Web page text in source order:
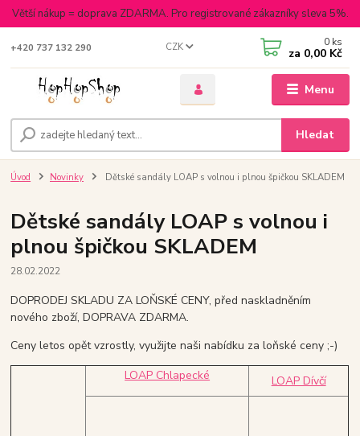
Větší nákup = doprava ZDARMA. Pro registrované zákazníky sleva 5%.
Menu
CZK
Hledat
+420 737 132 290 0 ks
za 0,00 Kč
Úvod Novinky Dětské sandály LOAP s volnou i plnou špičkou SKLADEM
Dětské sandály LOAP s volnou i
plnou špičkou SKLADEM
28.02.2022
DOPRODEJ SKLADU ZA LOŇSKÉ CENY, před naskladněním
nového zboží, DOPRAVA ZDARMA.
Ceny letos opět vzrostly, využijte naši nabídku za loňské ceny ;-)
LOAP Chlapecké
LOAP Dívčí